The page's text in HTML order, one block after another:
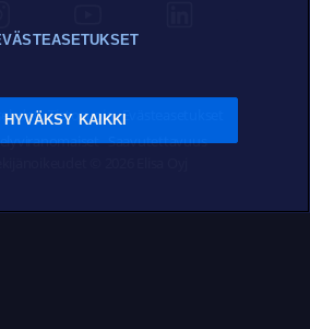
Tietosuoja Evästeasetukset
Saavutettavuus
HYVÄKSY KAIKKI